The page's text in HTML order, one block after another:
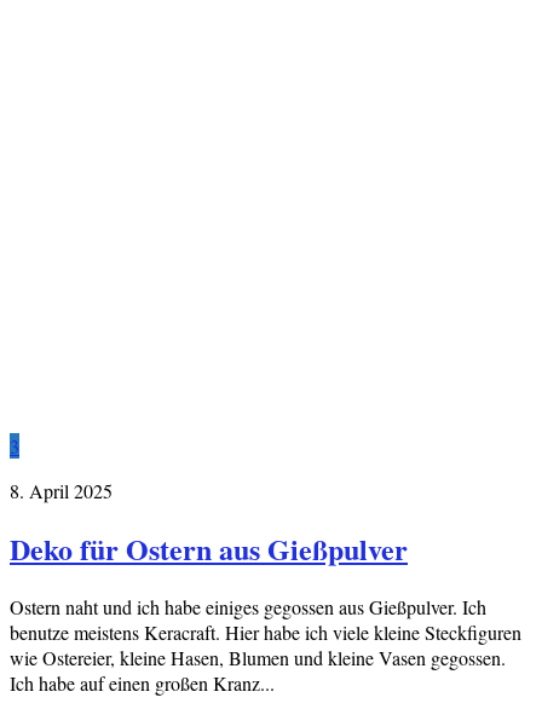
3
8. April 2025
Deko für Ostern aus Gießpulver
Ostern naht und ich habe einiges gegossen aus Gießpulver. Ich
benutze meistens Keracraft. Hier habe ich viele kleine Steckfiguren
wie Ostereier, kleine Hasen, Blumen und kleine Vasen gegossen.
Ich habe auf einen großen Kranz...